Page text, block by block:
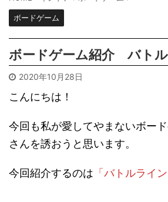
ボードゲーム
ボードゲーム紹介 バト
2020年10月28日
こんにちは！
今回も私が愛してやまないボー
さんを誘おうと思います。
今回紹介するのは 「バトルライン